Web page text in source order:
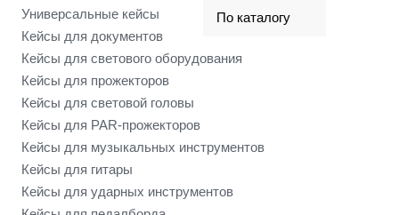
По каталогу
Универсальные кейсы
Кейсы для документов
Кейсы для светового оборудования
Кейсы для прожекторов
Кейсы для световой головы
Кейсы для PAR-прожекторов
Кейсы для музыкальных инструментов
Кейсы для гитары
Кейсы для ударных инструментов